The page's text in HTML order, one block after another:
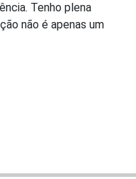
Tenho plena
não é apenas um